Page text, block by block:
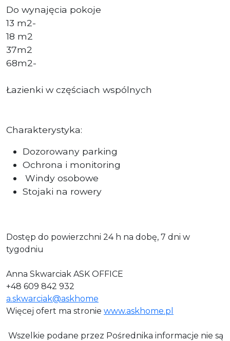
Do wynajęcia pokoje
13 m2-
18 m2
37m2
68m2-
Łazienki w częściach wspólnych
Charakterystyka:
Dozorowany parking
Ochrona i monitoring
Windy osobowe
Stojaki na rowery
Dostęp do powierzchni 24 h na dobę, 7 dni w
tygodniu
Anna Skwarciak ASK OFFICE
+48 609 842 932
a.skwarciak@askhome
Więcej ofert ma stronie www.askhome.pl
Wszelkie podane przez Pośrednika informacje nie są